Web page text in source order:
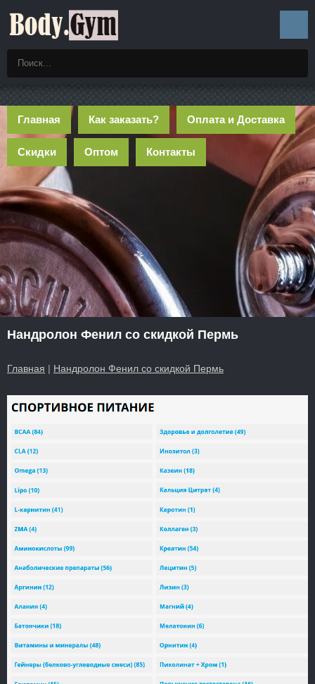
Главная Как заказать? Оплата и Доставка
Скидки Оптом Контакты
Нандролон Фенил со скидкой Пермь
Главная | Нандролон Фенил со скидкой Пермь